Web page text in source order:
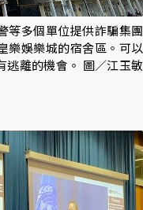
等多個單位提供詐騙集團
樂娛樂城的宿舍區。可以
逃離的機會。 圖／江玉敏